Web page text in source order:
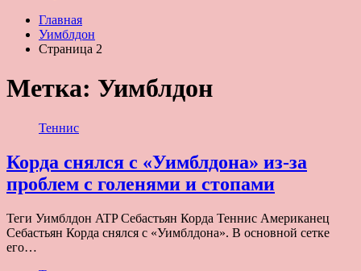
Главная
Уимблдон
Страница 2
Метка: Уимблдон
Теннис
Корда снялся с «Уимблдона» из-за
проблем с голенями и стопами
Теги Уимблдон ATP Себастьян Корда Теннис Американец
Себастьян Корда снялся с «Уимблдона». В основной сетке
его…